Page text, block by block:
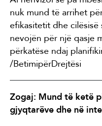
nuk mund të arrihet
efikasitetit dhe cilësisë
nevojën për një qasje
përkatëse ndaj
/BetimipërDrejtësi
Zogaj: Mund të ketë
gjyqtarëve dhe në